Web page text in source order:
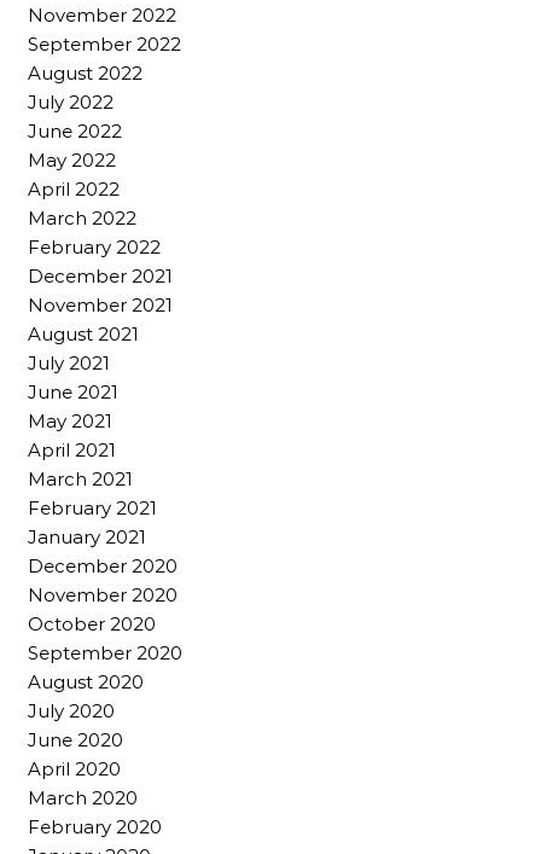
November 2022
September 2022
August 2022
July 2022
June 2022
May 2022
April 2022
March 2022
February 2022
December 2021
November 2021
August 2021
July 2021
June 2021
May 2021
April 2021
March 2021
February 2021
January 2021
December 2020
November 2020
October 2020
September 2020
August 2020
July 2020
June 2020
April 2020
March 2020
February 2020